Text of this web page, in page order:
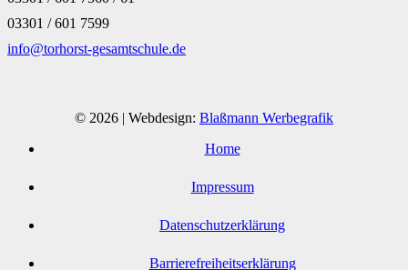
03301 / 601 7599
info@torhorst-gesamtschule.de
© 2026 | Webdesign: Blaßmann Werbegrafik
Home
Impressum
Datenschutzerklärung
Barrierefreiheitserklärung